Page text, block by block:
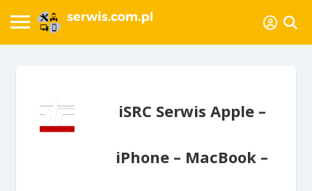
iSRC Serwis Apple –
iPhone – MacBook –